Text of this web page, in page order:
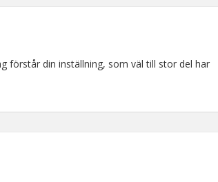
förstår din inställning, som väl till stor del har